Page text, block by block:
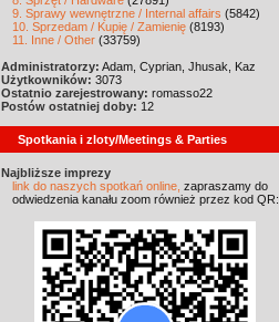
9. Sprawy wewnętrzne / Internal affairs (5842)
10. Sprzedam / Kupię / Zamienię (8193)
11. Inne / Other (33759)
Administratorzy: Adam, Cyprian, Jhusak, Kaz
Użytkowników: 3073
Ostatnio zarejestrowany: romasso22
Postów ostatniej doby: 12
Spotkania i zloty/Meetings & Parties
Najbliższe imprezy
link do naszych spotkań online, zapraszamy do
odwiedzenia kanału zoom również przez kod QR: